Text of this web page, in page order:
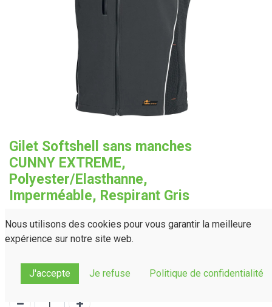
Gilet Softshell sans manches
CUNNY EXTREME,
Polyester/Elasthanne,
Imperméable, Respirant Gris
Personnalisation
Taille
Nous utilisons des cookies pour vous garantir la meilleure
expérience sur notre site web.
J'accepte Je refuse Politique de confidentialité